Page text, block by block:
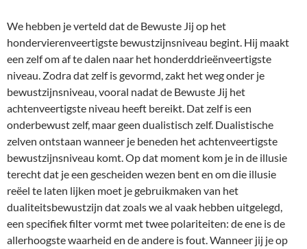
We hebben je verteld dat de Bewuste Jij op het
hondervierenveertigste bewustzijnsniveau begint. Hij maakt
een zelf om af te dalen naar het honderddrieënveertigste
niveau. Zodra dat zelf is gevormd, zakt het weg onder je
bewustzijnsniveau, vooral nadat de Bewuste Jij het
achtenveertigste niveau heeft bereikt. Dat zelf is een
onderbewust zelf, maar geen dualistisch zelf. Dualistische
zelven ontstaan wanneer je beneden het achtenveertigste
bewustzijnsniveau komt. Op dat moment kom je in de illusie
terecht dat je een gescheiden wezen bent en om die illusie
reëel te laten lijken moet je gebruikmaken van het
dualiteitsbewustzijn dat zoals we al vaak hebben uitgelegd,
een specifiek filter vormt met twee polariteiten: de ene is de
allerhoogste waarheid en de andere is fout. Wanneer jij je op